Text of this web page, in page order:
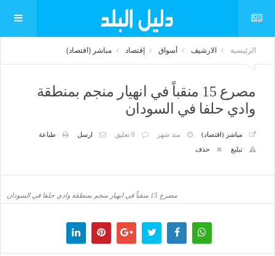
الرئيسية الارشيف أسواق إقتصاد مباشر (اقتصاد)
مصرع 15 منقباً في انهيار منجم بمنطقة
وادي حلفا في السودان
مباشر (اقتصاد) منذ شهر 0 تعليق ارسل
طباعة
تبليغ
حذف
مصرع 15 منقباً في انهيار منجم بمنطقة وادي حلفا في السودان